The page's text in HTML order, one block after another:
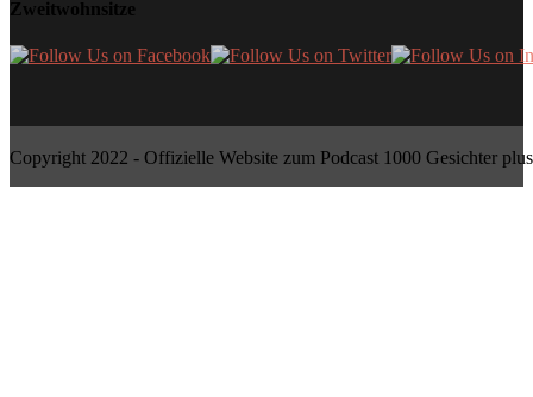
Zweitwohnsitze
Copyright 2022 - Offizielle Website zum Podcast 1000 Gesichter